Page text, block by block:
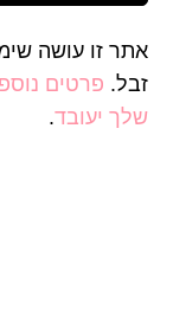
זבל. פרטים
שלך יעובד.